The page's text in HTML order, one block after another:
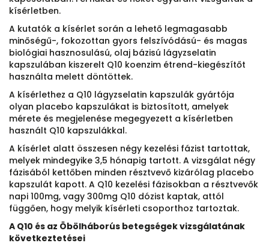
kísérletben.
A kutatók a kísérlet során a lehető legmagasabb
minőségű-, fokozottan gyors felszívódású- és magas
biológiai hasznosulású, olaj bázisú lágyzselatin
kapszulában kiszerelt Q10 koenzim étrend-kiegészítőt
használta melett döntöttek.
A kísérlethez a Q10 lágyzselatin kapszulák gyártója
olyan placebo kapszulákat is biztosított, amelyek
mérete és megjelenése megegyezett a kísérletben
használt Q10 kapszulákkal.
A kísérlet alatt összesen négy kezelési fázist tartottak,
melyek mindegyike 3,5 hónapig tartott. A vizsgálat négy
fázisából kettőben minden résztvevő kizárólag placebo
kapszulát kapott. A Q10 kezelési fázisokban a résztvevők
napi 100mg, vagy 300mg Q10 dózist kaptak, attól
függően, hogy melyik kísérleti csoporthoz tartoztak.
A Q10 és az Öbölháborús betegségek vizsgálatának
következtetései